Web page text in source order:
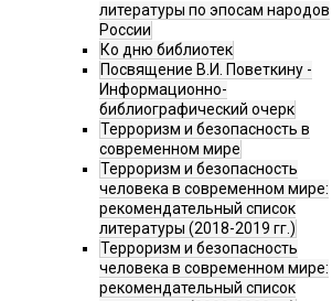
литературы по эпосам народов
России
Ко дню библиотек
Посвящение В.И. Поветкину -
Информационно-
библиографический очерк
Терроризм и безопасность в
современном мире
Терроризм и безопасность
человека в современном мире:
рекомендательный список
литературы (2018-2019 гг.)
Терроризм и безопасность
человека в современном мире:
рекомендательный список